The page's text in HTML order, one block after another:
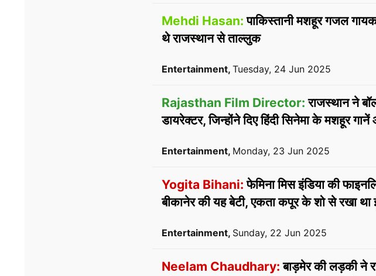
Mehdi Hasan: पाकिस्तानी मशहूर गजल
थे राजस्थान से ताल्लुक
Entertainment, Tuesday, 24 Jun 2025
Rajasthan Film Director: राजस्थान ने
डायरेक्टर, जिन्होंने दिए हिंदी सिनेमा के मशहूर
Entertainment, Monday, 23 Jun 2025
Yogita Bihani: फेमिना मिस इंडिया की
बीकानेर की यह बेटी, एकता कपूर के शो से रखा
Entertainment, Sunday, 22 Jun 2025
Neelam Chaudhary: बाड़मेर की लड़की ने